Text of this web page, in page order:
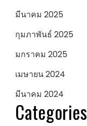
มีนาคม 2025
กุมภาพันธ์ 2025
มกราคม 2025
เมษายน 2024
มีนาคม 2024
Categories